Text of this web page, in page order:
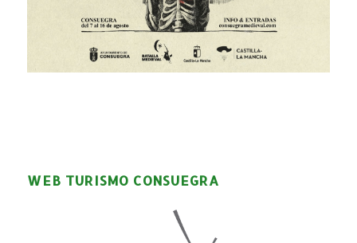
WEB TURISMO CONSUEGRA